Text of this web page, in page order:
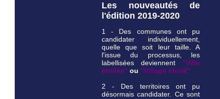
Les nouveautés de
l'édition 2019-2020
1 - Des communes ont pu
candidater individuellement,
quelle que soit leur taille. A
l'issue du processus, les
labellisées deviennent "Ville
étoilée" ou "Village étoilé"
2 - Des territoires ont pu
désormais candidater. Ce sont